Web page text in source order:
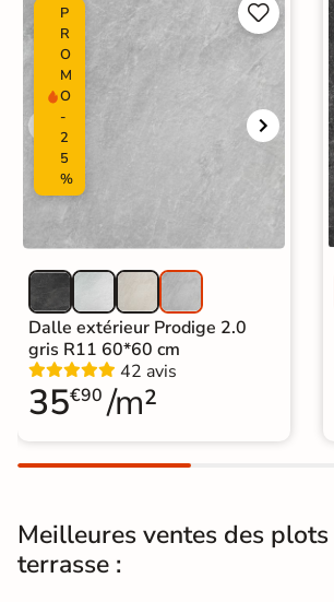
P
R
O
M
O
-
2
5
%


Dalle extérieur Prodige 2.0
gris R11 60*60 cm
42 avis
35€90 /m²
Meilleures ventes des
terrasse :